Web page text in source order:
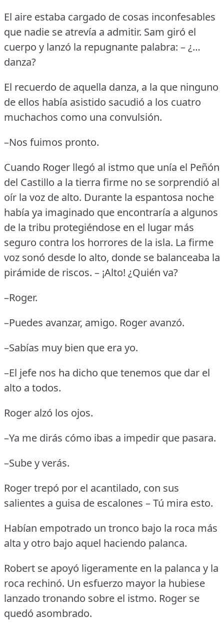
El aire estaba cargado de cosas inconfesables
que nadie se atrevía a admitir. Sam giró el
cuerpo y lanzó la repugnante palabra: – ¿…
danza?
El recuerdo de aquella danza, a la que ninguno
de ellos había asistido sacudió a los cuatro
muchachos como una convulsión.
–Nos fuimos pronto.
Cuando Roger llegó al istmo que unía el Peñón
del Castillo a la tierra firme no se sorprendió al
oír la voz de alto. Durante la espantosa noche
había ya imaginado que encontraría a algunos
de la tribu protegiéndose en el lugar más
seguro contra los horrores de la isla. La firme
voz sonó desde lo alto, donde se balanceaba la
pirámide de riscos. – ¡Alto! ¿Quién va?
–Roger.
–Puedes avanzar, amigo. Roger avanzó.
–Sabías muy bien que era yo.
–El jefe nos ha dicho que tenemos que dar el
alto a todos.
Roger alzó los ojos.
–Ya me dirás cómo ibas a impedir que pasara.
–Sube y verás.
Roger trepó por el acantilado, con sus
salientes a guisa de escalones – Tú mira esto.
Habían empotrado un tronco bajo la roca más
alta y otro bajo aquel haciendo palanca.
Robert se apoyó ligeramente en la palanca y la
roca rechinó. Un esfuerzo mayor la hubiese
lanzado tronando sobre el istmo. Roger se
quedó asombrado.